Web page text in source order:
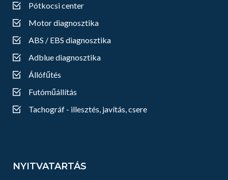
Pótkocsi center
Motor diagnosztika
ABS / EBS diagnosztika
Adblue diagnosztika
Állófűtés
Futóműállítás
Tachográf - illesztés, javítás, csere
NYITVATARTÁS